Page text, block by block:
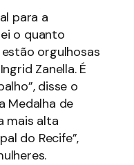
para a
o quanto
estão orgulhosas
Zanella. É
disse o
Medalha de
mais alta
do Recife”,